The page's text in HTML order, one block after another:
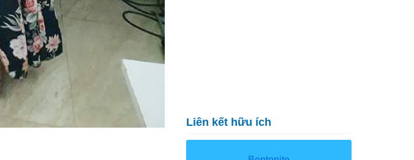
Liên kết hữu ích